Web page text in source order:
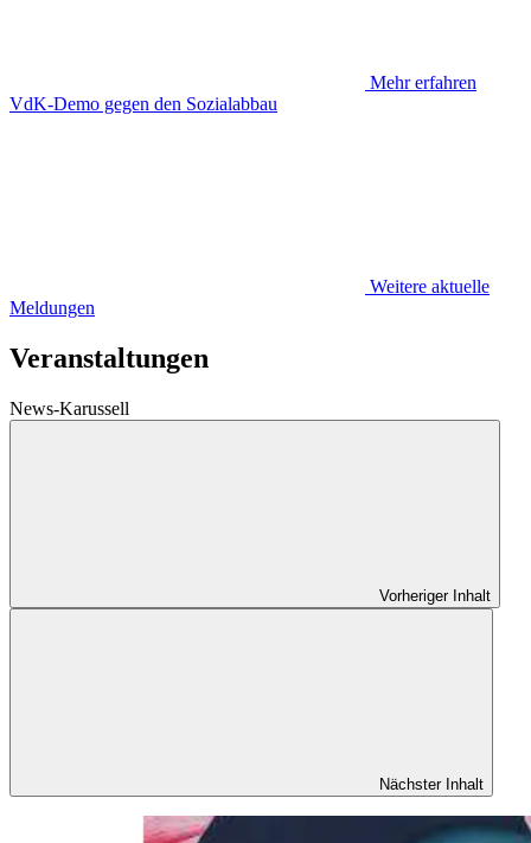
Mehr erfahren
VdK-Demo gegen den Sozialabbau
Weitere aktuelle
Meldungen
Veranstaltungen
News-Karussell
Vorheriger Inhalt
Nächster Inhalt